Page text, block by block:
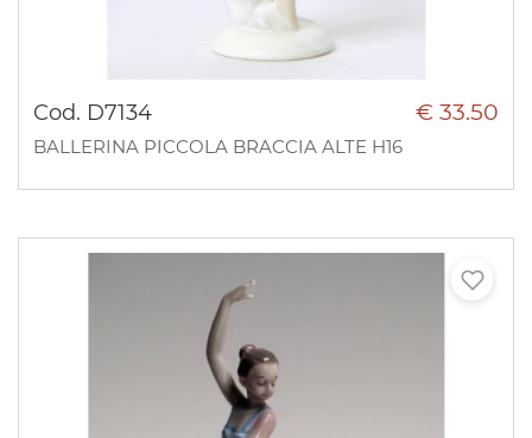
Cod. D7134 € 33.50
BALLERINA PICCOLA BRACCIA ALTE H16